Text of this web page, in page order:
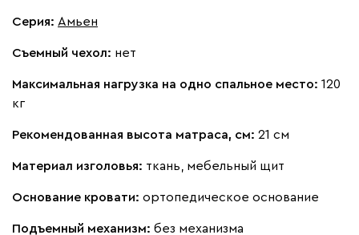
Кларинс 1733
100 690 695 792
Серия: Амьен
Съемный чехол: нет
Максимальная нагрузка на одно спальное место: 120
кг
Рекомендованная высота матраса, см: 21 см
Материал изголовья: ткань, мебельный щит
Основание кровати: ортопедическое основание
Подъемный механизм: без механизма